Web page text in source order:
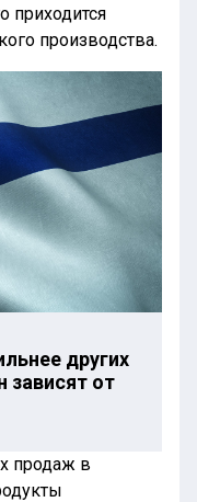
приходится
производства.
других
зависят от
продаж в